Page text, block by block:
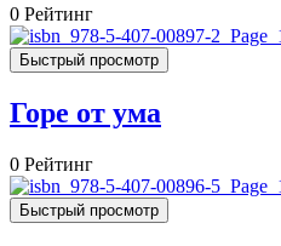
0 Рейтинг
Быстрый просмотр
Горе от ума
0 Рейтинг
Быстрый просмотр